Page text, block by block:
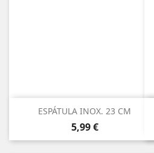
ESPÁTULA INOX. 23 CM
Precio
5,99 €